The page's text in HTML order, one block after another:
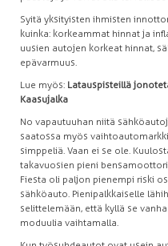
Syitä yksityisten ihmisten
kuinka: korkeammat hinnat ja
uusien autojen korkeat hinnat,
epävarmuus.
Lue myös: Latauspisteillä
Kaasujalka
No vapautuuhan niitä
saatossa myös
simppeliä. Vaan ei se ole.
takavuosien pieni
Fiesta oli paljon pienempi riski
sähköauto. Pienipalkkaiselle
selittelemään, että kyllä se
moduulia vaihtamalla.